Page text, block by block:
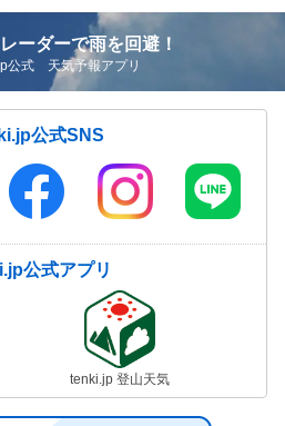
ーダーで雨を回避！
公式 天気予報アプリ
公式SNS
公式アプリ
tenki.jp 登山天気